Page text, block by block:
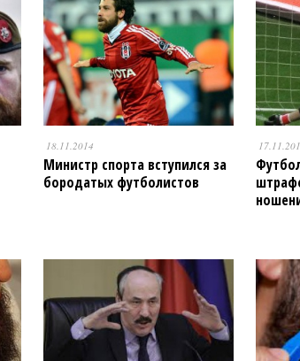
18.11.2014
Министр спорта вступился за
бородатых футболистов